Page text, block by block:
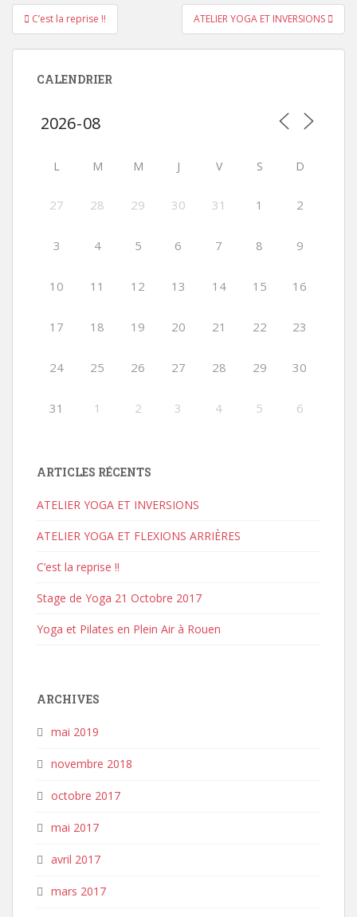
Navigation
de
l’article
C’est la reprise !! ATELIER YOGA ET INVERSIONS
CALENDRIER
L M M J V S D
27 28 29 30 31 1 2
3 4 5 6 7 8 9
10 11 12 13 14 15 16
17 18 19 20 21 22 23
24 25 26 27 28 29 30
31 1 2 3 4 5 6
ARTICLES RÉCENTS
ATELIER YOGA ET INVERSIONS
ATELIER YOGA ET FLEXIONS ARRIÈRES
C’est la reprise !!
Stage de Yoga 21 Octobre 2017
Yoga et Pilates en Plein Air à Rouen
ARCHIVES
mai 2019
novembre 2018
octobre 2017
mai 2017
avril 2017
mars 2017